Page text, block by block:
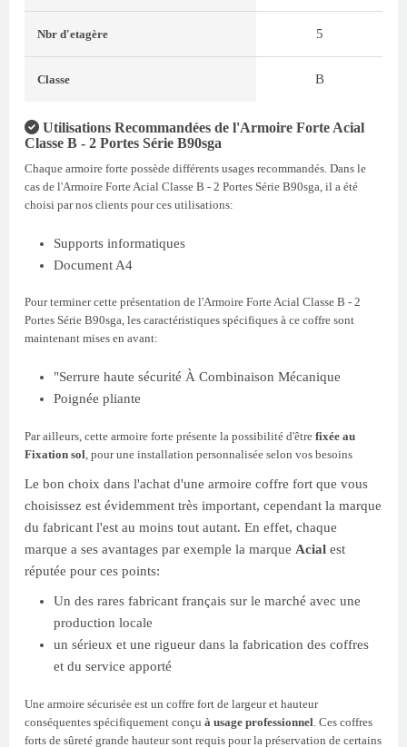
Nbr d'etagère 5
Classe B
Utilisations Recommandées de l'Armoire Forte Acial
Classe B - 2 Portes Série B90sga
Chaque armoire forte possède différents usages recommandés. Dans le
cas de l'Armoire Forte Acial Classe B - 2 Portes Série B90sga, il a été
choisi par nos clients pour ces utilisations:
Supports informatiques
Document A4
Pour terminer cette présentation de l'Armoire Forte Acial Classe B - 2
Portes Série B90sga, les caractéristiques spécifiques à ce coffre sont
maintenant mises en avant:
"Serrure haute sécurité À Combinaison Mécanique
Poignée pliante
Par ailleurs, cette armoire forte présente la possibilité d'être fixée au
Fixation sol , pour une installation personnalisée selon vos besoins
Le bon choix dans l'achat d'une armoire coffre fort que vous
choisissez est évidemment très important, cependant la marque
du fabricant l'est au moins tout autant. En effet, chaque
marque a ses avantages par exemple la marque Acial est
réputée pour ces points:
Un des rares fabricant français sur le marché avec une
production locale
un sérieux et une rigueur dans la fabrication des coffres
et du service apporté
Une armoire sécurisée est un coffre fort de largeur et hauteur
conséquentes spécifiquement conçu à usage professionnel . Ces coffres
forts de sûreté grande hauteur sont requis pour la préservation de certains